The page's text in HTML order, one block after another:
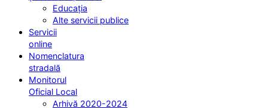
Educația
Alte servicii publice
Servicii
online
Nomenclatura
stradală
Monitorul
Oficial Local
Arhivă 2020-2024